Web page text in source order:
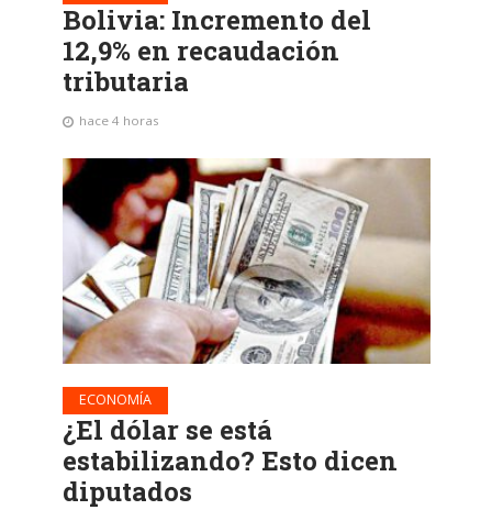
Bolivia: Incremento del
12,9% en recaudación
tributaria
hace 4 horas
ECONOMÍA
¿El dólar se está
estabilizando? Esto dicen
diputados